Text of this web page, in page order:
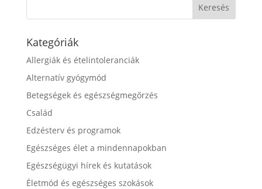
Kategóriák
Allergiák és ételintoleranciák
Alternatív gyógymód
Betegségek és egészségmegőrzés
Család
Edzésterv és programok
Egészséges élet a mindennapokban
Egészségügyi hírek és kutatások
Életmód és egészséges szokások